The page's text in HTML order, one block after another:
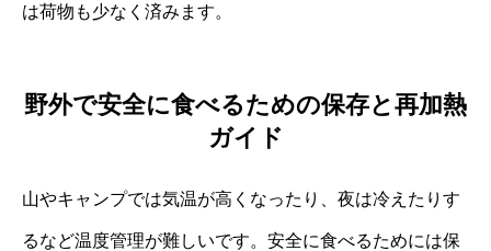
は荷物も少なく済みます。
野外で安全に食べるための保存と再加熱
ガイド
山やキャンプでは気温が高くなったり、夜は冷えたりす
るなど温度管理が難しいです。安全に食べるためには保